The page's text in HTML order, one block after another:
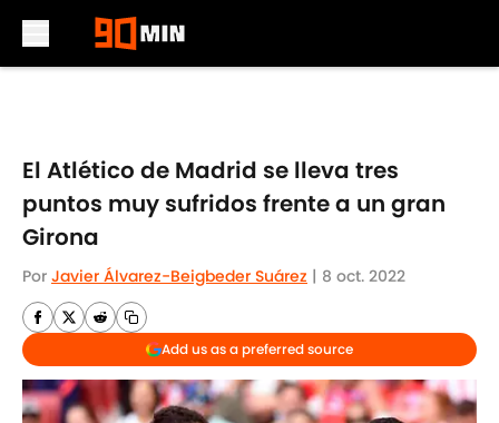
El Atlético de Madrid se lleva tres
puntos muy sufridos frente a un gran
Girona
Por Javier Álvarez-Beigbeder Suárez | 8 oct. 2022
Add us as a preferred source